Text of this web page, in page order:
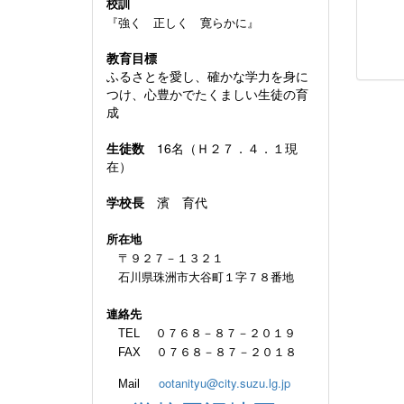
校訓
『強く 正しく 寛らかに』
教育目標
ふるさとを愛し、確かな学力を身に
つけ、心豊かでたくましい生徒の育
成
生徒数 16名（Ｈ２７．４．１現
在）
学校長 濱 育代
所在地
〒９２７－１３２１
石川県珠洲市大谷町１字７８番地
連絡先
TEL ０７６８－８７－２０１９
FAX ０７６８－８７－２０１８
Mail ootanityu@city.suzu.lg.jp